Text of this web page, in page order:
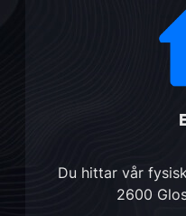
Du hittar vår
2600